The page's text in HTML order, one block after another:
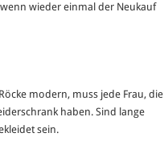
wieder einmal der Neukauf
modern, muss jede Frau, die
haben. Sind lange
sein.